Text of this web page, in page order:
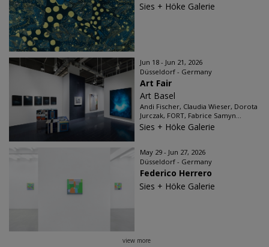
Sies + Höke Galerie
Jun 18 - Jun 21, 2026
Düsseldorf - Germany
Art Fair
Art Basel
Andi Fischer, Claudia Wieser, Dorota
Jurczak, FORT, Fabrice Samyn...
Sies + Höke Galerie
May 29 - Jun 27, 2026
Düsseldorf - Germany
Federico Herrero
Sies + Höke Galerie
view more